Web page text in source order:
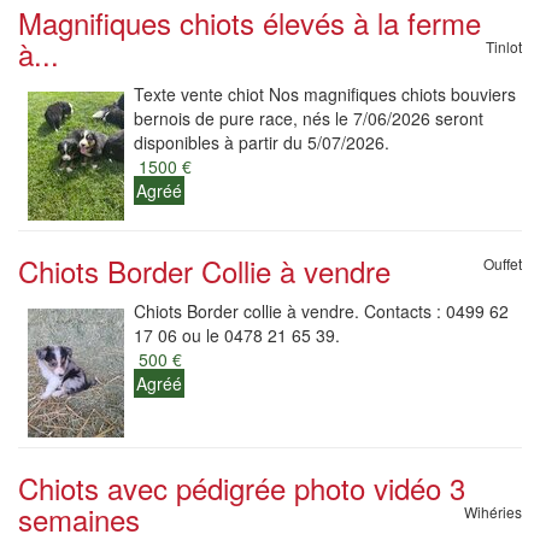
Magnifiques chiots élevés à la ferme
à... Tinlot
Texte vente chiot Nos magnifiques chiots bouviers
bernois de pure race, nés le 7/06/2026 seront
disponibles à partir du 5/07/2026.
1500 €
Agréé
Chiots Border Collie à vendre Ouffet
Chiots Border collie à vendre. Contacts : 0499 62
17 06 ou le 0478 21 65 39.
500 €
Agréé
Chiots avec pédigrée photo vidéo 3
semaines Wihéries